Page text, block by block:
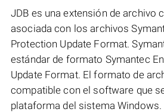
JDB es una extensión de archivo
asociada con los archivos
Protection Update Format.
estándar de formato Symantec
Update Format. El formato de
compatible con el software que
plataforma del sistema